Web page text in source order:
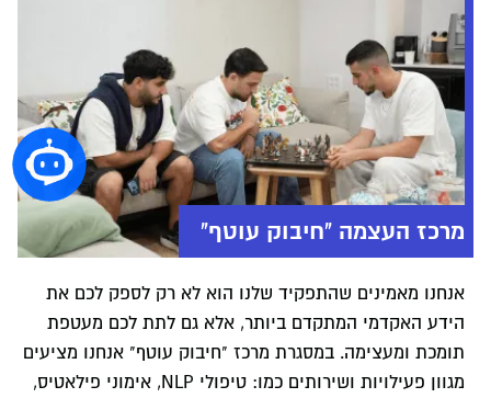
מרכז העצמה "חיבוק עוטף"
אנחנו מאמינים שהתפקיד שלנו הוא לא רק לספק לכם את
הידע האקדמי המתקדם ביותר, אלא גם לתת לכם מעטפת
תומכת ומעצימה. במסגרת מרכז "חיבוק עוטף" אנחנו מציעים
מגוון פעילויות ושירותים כמו: טיפולי NLP, אימוני פילאטיס,